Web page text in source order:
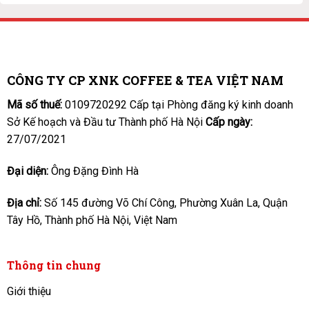
CÔNG TY CP XNK COFFEE & TEA VIỆT NAM
Mã số thuế:0109720292 Cấp tại Phòng đăng ký kinh doanh
Sở Kế hoạch và Đầu tư Thành phố Hà Nội Cấp ngày:
27/07/2021
Đại diện: Ông Đặng Đình Hà
Địa chỉ: Số 145 đường Võ Chí Công, Phường Xuân La, Quận
Tây Hồ, Thành phố Hà Nội, Việt Nam
Thông tin chung
Giới thiệu